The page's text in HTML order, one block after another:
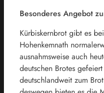
Besonderes Angebot
Kürbiskernbrot gibt es
Hohenkemnath
ausnahmsweise auch
deutschen Brotes
deutschlandweit zum